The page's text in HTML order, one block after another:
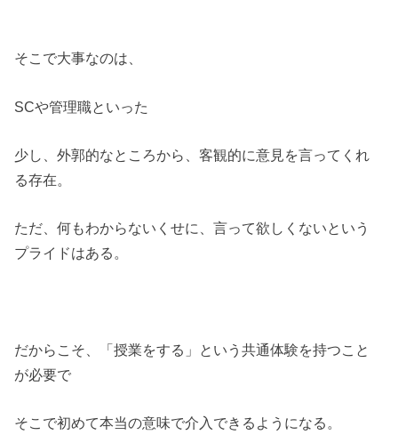
そこで大事なのは、
SCや管理職といった
少し、外郭的なところから、客観的に意見を言ってくれ
る存在。
ただ、何もわからないくせに、言って欲しくないという
プライドはある。
だからこそ、「授業をする」という共通体験を持つこと
が必要で
そこで初めて本当の意味で介入できるようになる。